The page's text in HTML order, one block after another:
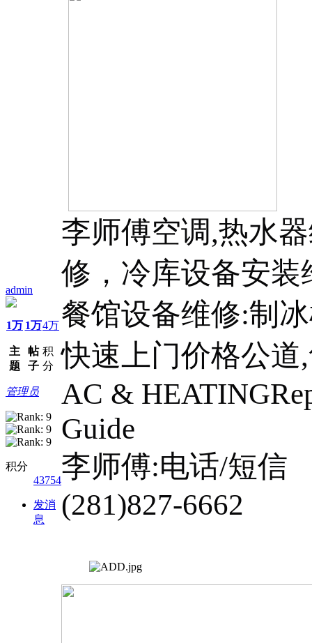
admin
1万
主
题
1万
帖
子
4万
积
分
管理员
积分
43754
发消
息
李师傅空调,热水
修，冷库设备安
餐馆设备维修:制
快速上门价格公
AC &
Guide
李师傅:电话/短信
(281)827-6662